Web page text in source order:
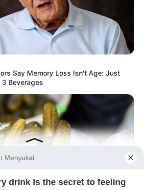
Say Memory Loss Isn't Age: Just
Beverages